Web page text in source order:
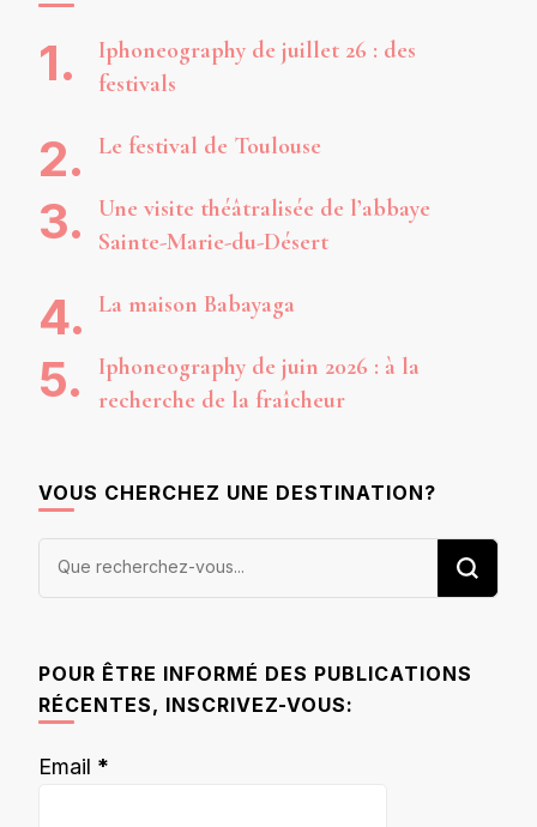
Iphoneography de juillet 26 : des
festivals
Le festival de Toulouse
Une visite théâtralisée de l’abbaye
Sainte-Marie-du-Désert
La maison Babayaga
Iphoneography de juin 2026 : à la
recherche de la fraîcheur
VOUS CHERCHEZ UNE DESTINATION?
Vous
POUR ÊTRE INFORMÉ DES PUBLICATIONS
RÉCENTES, INSCRIVEZ-VOUS:
Email *